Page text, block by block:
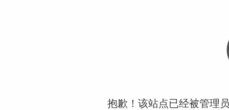
抱歉！该站点已经被管理